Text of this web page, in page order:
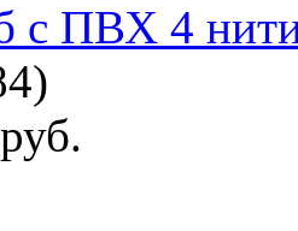
с ПВХ 4
)